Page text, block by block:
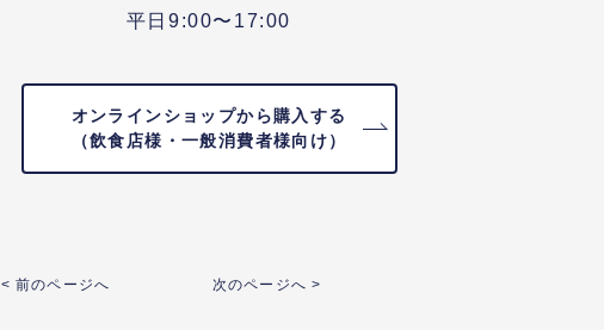
平日9:00〜17:00
オンラインショップから購入する
（飲食店様・一般消費者様向け）
< 前のページへ 次のページへ >